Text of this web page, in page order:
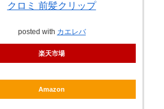
クロミ 前髪クリップ
posted with カエレバ
楽天市場
Amazon